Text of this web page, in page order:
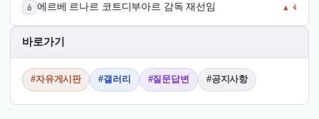
에르베 르나르 코트디부아르 감독 재선임 ▲ 4
바로가기
#자유게시판 #갤러리 #질문답변 #공지사항